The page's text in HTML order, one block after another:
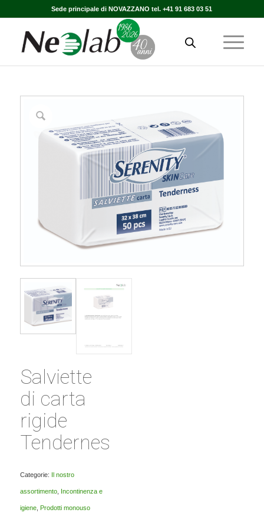
Sede principale di NOVAZZANO tel. +41 91 683 03 51
Salviette
di carta
rigide
Tenderness
Categorie: Il nostro
assortimento, Incontinenza e
igiene, Prodotti monouso